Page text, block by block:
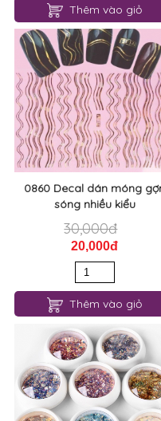
Thêm vào giỏ
0860 Decal dán móng
sóng nhiều kiểu
30,000đ
20,000đ
Thêm vào giỏ